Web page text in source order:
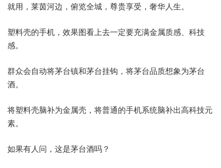
就用，莱茵河边，俯览全城，尊贵享受，奢华人生。
塑料壳的手机，效果图看上去一定要充满金属质感、科技
感。
群众会自动将茅台镇和茅台挂钩，将茅台品质想象为茅台
酒。
将塑料壳脑补为金属壳，将普通的手机系统脑补出高科技元
素。
如果有人问，这是茅台酒吗？